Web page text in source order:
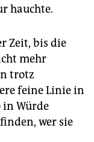
hauchte.
Zeit, bis die
mehr
trotz
feine Linie in
in Würde
wer sie